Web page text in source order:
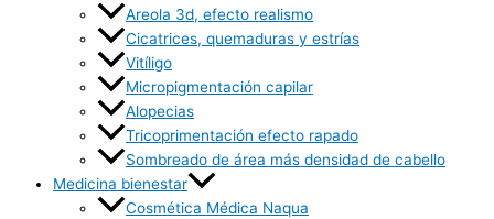
Areola 3d, efecto realismo
Cicatrices, quemaduras y estrías
Vitíligo
Micropigmentación capilar
Alopecias
Tricoprimentación efecto rapado
Sombreado de área más densidad de cabello
Medicina bienestar
Cosmética Médica Naqua